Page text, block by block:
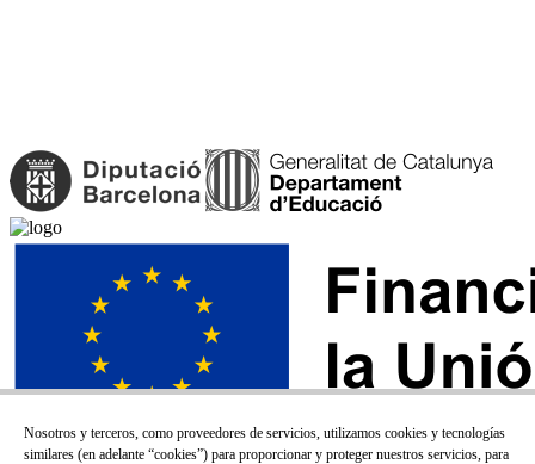
Nosotros y terceros, como proveedores de servicios, utilizamos cookies y tecnologías
similares (en adelante “cookies”) para proporcionar y proteger nuestros servicios, para